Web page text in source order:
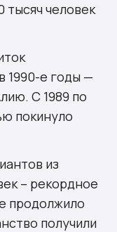
человек
1990-е годы —
С 1989 по
покинуло
из
– рекордное
продолжило
получили